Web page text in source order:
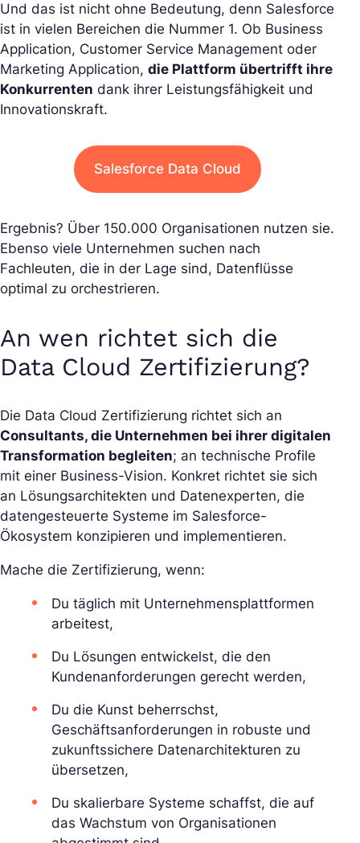
Und das ist nicht ohne Bedeutung, denn Salesforce
ist in vielen Bereichen die Nummer 1. Ob Business
Application, Customer Service Management oder
Marketing Application, die Plattform übertrifft ihre
Konkurrenten dank ihrer Leistungsfähigkeit und
Innovationskraft.
Salesforce Data Cloud
Ergebnis? Über 150.000 Organisationen nutzen sie.
Ebenso viele Unternehmen suchen nach
Fachleuten, die in der Lage sind, Datenflüsse
optimal zu orchestrieren.
An wen richtet sich die
Data Cloud Zertifizierung?
Die Data Cloud Zertifizierung richtet sich an
Consultants, die Unternehmen bei ihrer digitalen
Transformation begleiten; an technische Profile
mit einer Business-Vision. Konkret richtet sie sich
an Lösungsarchitekten und Datenexperten, die
datengesteuerte Systeme im Salesforce-
Ökosystem konzipieren und implementieren.
Mache die Zertifizierung, wenn:
Du täglich mit Unternehmensplattformen
arbeitest,
Du Lösungen entwickelst, die den
Kundenanforderungen gerecht werden,
Du die Kunst beherrschst,
Geschäftsanforderungen in robuste und
zukunftssichere Datenarchitekturen zu
übersetzen,
Du skalierbare Systeme schaffst, die auf
das Wachstum von Organisationen